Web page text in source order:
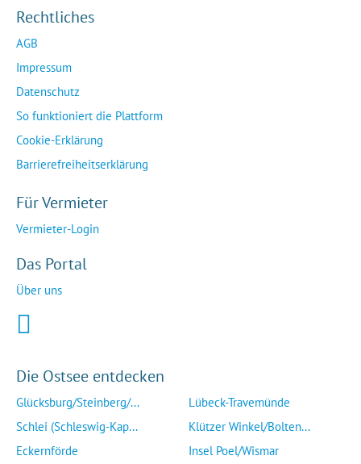
Rechtliches
AGB
Impressum
Datenschutz
So funktioniert die Plattform
Cookie-Erklärung
Barrierefreiheitserklärung
Für Vermieter
Vermieter-Login
Das Portal
Über uns
Die Ostsee entdecken
Glücksburg/Steinberg/...
Schlei (Schleswig-Kap...
Eckernförde
Lübeck-Travemünde
Klützer Winkel/Bolten...
Insel Poel/Wismar